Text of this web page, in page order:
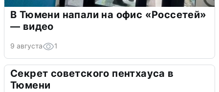
В Тюмени напали на офис «Россетей»
— видео
9 августа 1
Секрет советского пентхауса в
Тюмени